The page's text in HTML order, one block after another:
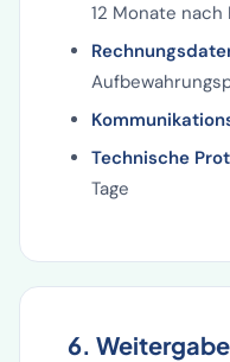
12 Monate nach
Technische
Tage
6.